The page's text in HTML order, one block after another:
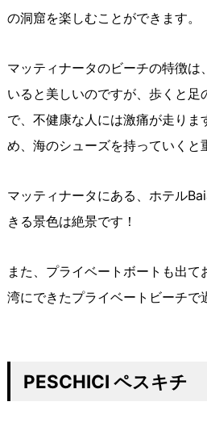
の洞窟を楽しむことができます。
マッティナータのビーチの特徴は
いると美しいのですが、歩くと足
で、不健康な人には激痛が走りま
め、海のシューズを持っていくと
マッティナータにある、ホテル
きる景色は絶景です！
また、プライベートボートも出
湾にできたプライベートビーチで
PESCHICI ペスキチ